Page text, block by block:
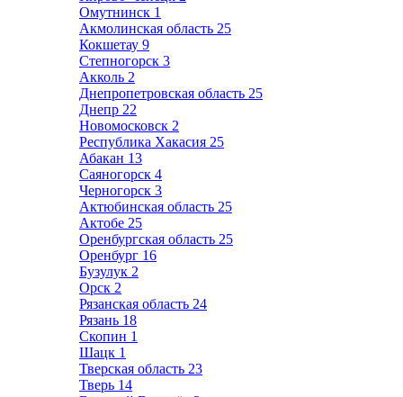
Омутнинск 1
Акмолинская область 25
Кокшетау 9
Степногорск 3
Акколь 2
Днепропетровская область 25
Днепр 22
Новомосковск 2
Республика Хакасия 25
Абакан 13
Саяногорск 4
Черногорск 3
Актюбинская область 25
Актобе 25
Оренбургская область 25
Оренбург 16
Бузулук 2
Орск 2
Рязанская область 24
Рязань 18
Скопин 1
Шацк 1
Тверская область 23
Тверь 14